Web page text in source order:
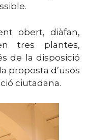
obert, diàfan,
tres plantes,
de la disposició
proposta d’usos
ciutadana.